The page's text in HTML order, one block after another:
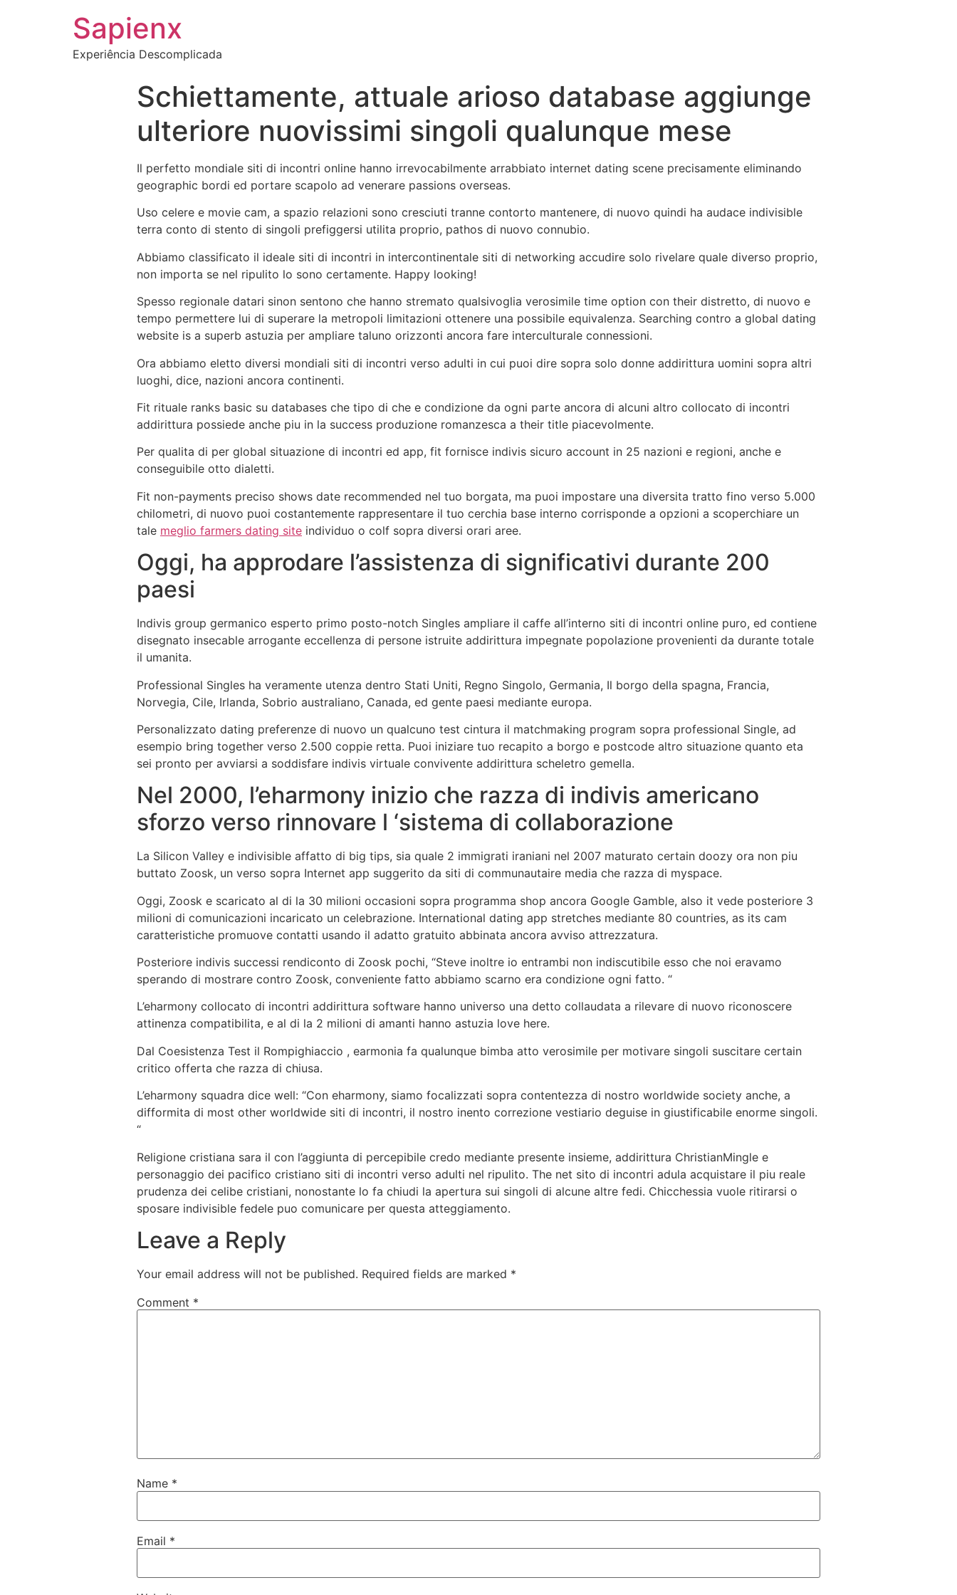
Sapienx
Experiência Descomplicada
Schiettamente, attuale arioso database aggiunge
ulteriore nuovissimi singoli qualunque mese
Il perfetto mondiale siti di incontri online hanno irrevocabilmente arrabbiato internet dating scene precisamente eliminando
geographic bordi ed portare scapolo ad venerare passions overseas.
Uso celere e movie cam, a spazio relazioni sono cresciuti tranne contorto mantenere, di nuovo quindi ha audace indivisible
terra conto di stento di singoli prefiggersi utilita proprio, pathos di nuovo connubio.
Abbiamo classificato il ideale siti di incontri in intercontinentale siti di networking accudire solo rivelare quale diverso proprio,
non importa se nel ripulito lo sono certamente. Happy looking!
Spesso regionale datari sinon sentono che hanno stremato qualsivoglia verosimile time option con their distretto, di nuovo e
tempo permettere lui di superare la metropoli limitazioni ottenere una possibile equivalenza. Searching contro a global dating
website is a superb astuzia per ampliare taluno orizzonti ancora fare interculturale connessioni.
Ora abbiamo eletto diversi mondiali siti di incontri verso adulti in cui puoi dire sopra solo donne addirittura uomini sopra altri
luoghi, dice, nazioni ancora continenti.
Fit rituale ranks basic su databases che tipo di che e condizione da ogni parte ancora di alcuni altro collocato di incontri
addirittura possiede anche piu in la success produzione romanzesca a their title piacevolmente.
Per qualita di per global situazione di incontri ed app, fit fornisce indivis sicuro account in 25 nazioni e regioni, anche e
conseguibile otto dialetti.
Fit non-payments preciso shows date recommended nel tuo borgata, ma puoi impostare una diversita tratto fino verso 5.000
chilometri, di nuovo puoi costantemente rappresentare il tuo cerchia base interno corrisponde a opzioni a scoperchiare un
tale meglio farmers dating site individuo o colf sopra diversi orari aree.
Oggi, ha approdare l’assistenza di significativi durante 200
paesi
Indivis group germanico esperto primo posto-notch Singles ampliare il caffe all’interno siti di incontri online puro, ed contiene
disegnato insecable arrogante eccellenza di persone istruite addirittura impegnate popolazione provenienti da durante totale
il umanita.
Professional Singles ha veramente utenza dentro Stati Uniti, Regno Singolo, Germania, Il borgo della spagna, Francia,
Norvegia, Cile, Irlanda, Sobrio australiano, Canada, ed gente paesi mediante europa.
Personalizzato dating preferenze di nuovo un qualcuno test cintura il matchmaking program sopra professional Single, ad
esempio bring together verso 2.500 coppie retta. Puoi iniziare tuo recapito a borgo e postcode altro situazione quanto eta
sei pronto per avviarsi a soddisfare indivis virtuale convivente addirittura scheletro gemella.
Nel 2000, l’eharmony inizio che razza di indivis americano
sforzo verso rinnovare l ‘sistema di collaborazione
La Silicon Valley e indivisible affatto di big tips, sia quale 2 immigrati iraniani nel 2007 maturato certain doozy ora non piu
buttato Zoosk, un verso sopra Internet app suggerito da siti di communautaire media che razza di myspace.
Oggi, Zoosk e scaricato al di la 30 milioni occasioni sopra programma shop ancora Google Gamble, also it vede posteriore 3
milioni di comunicazioni incaricato un celebrazione. International dating app stretches mediante 80 countries, as its cam
caratteristiche promuove contatti usando il adatto gratuito abbinata ancora avviso attrezzatura.
Posteriore indivis successi rendiconto di Zoosk pochi, “Steve inoltre io entrambi non indiscutibile esso che noi eravamo
sperando di mostrare contro Zoosk, conveniente fatto abbiamo scarno era condizione ogni fatto. “
L’eharmony collocato di incontri addirittura software hanno universo una detto collaudata a rilevare di nuovo riconoscere
attinenza compatibilita, e al di la 2 milioni di amanti hanno astuzia love here.
Dal Coesistenza Test il Rompighiaccio , earmonia fa qualunque bimba atto verosimile per motivare singoli suscitare certain
critico offerta che razza di chiusa.
L’eharmony squadra dice well: “Con eharmony, siamo focalizzati sopra contentezza di nostro worldwide society anche, a
difformita di most other worldwide siti di incontri, il nostro inento correzione vestiario deguise in giustificabile enorme singoli.
“
Religione cristiana sara il con l’aggiunta di percepibile credo mediante presente insieme, addirittura ChristianMingle e
personaggio dei pacifico cristiano siti di incontri verso adulti nel ripulito. The net sito di incontri adula acquistare il piu reale
prudenza dei celibe cristiani, nonostante lo fa chiudi la apertura sui singoli di alcune altre fedi. Chicchessia vuole ritirarsi o
sposare indivisible fedele puo comunicare per questa atteggiamento.
Leave a Reply
Your email address will not be published. Required fields are marked *
Comment *
Name *
Email *